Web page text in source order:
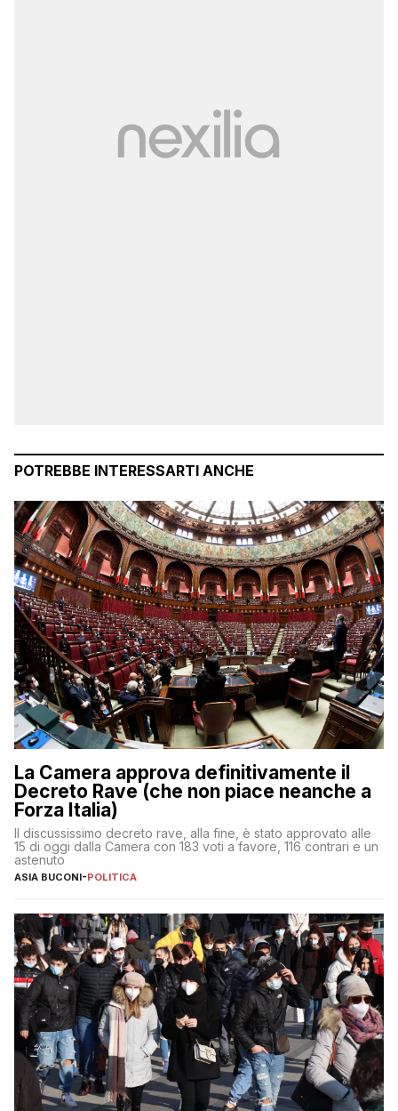
POTREBBE INTERESSARTI ANCHE
La Camera approva definitivamente il
Decreto Rave (che non piace neanche a
Forza Italia)
Il discussissimo decreto rave, alla fine, è stato approvato alle
15 di oggi dalla Camera con 183 voti a favore, 116 contrari e un
astenuto
ASIA BUCONI-POLITICA